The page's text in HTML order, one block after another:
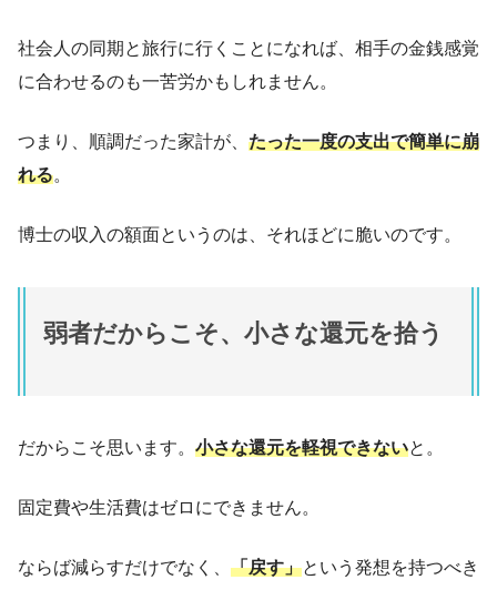
社会人の同期と旅行に行くことになれば、相手の金銭感覚
に合わせるのも一苦労かもしれません。
つまり、順調だった家計が、 たった一度の支出で簡単に崩
れる。
博士の収入の額面というのは、それほどに脆いのです。
弱者だからこそ、小さな還元を拾う
だからこそ思います。 小さな還元を軽視できないと。
固定費や生活費はゼロにできません。
ならば減らすだけでなく、 「戻す」という発想を持つべき